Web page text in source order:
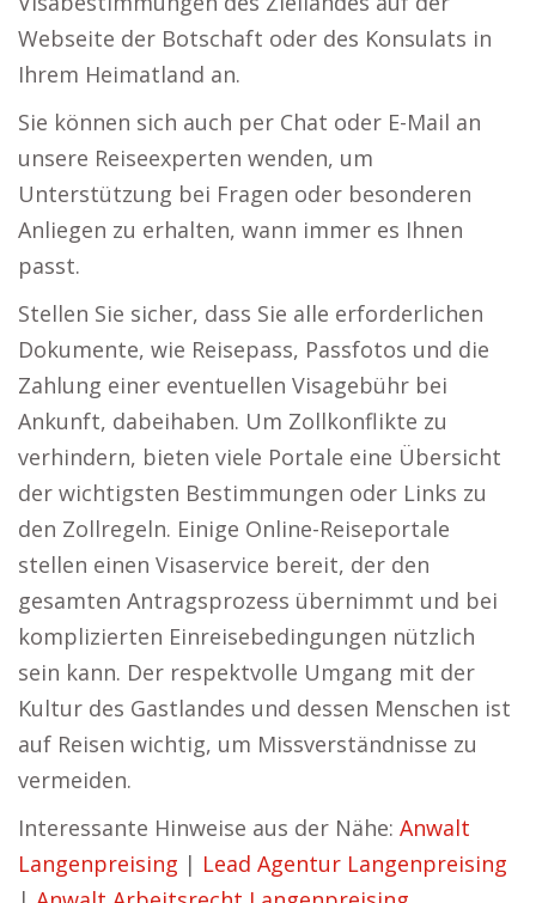
Webseite der Botschaft oder des Konsulats in
Ihrem Heimatland an.
Sie können sich auch per Chat oder E-Mail an
unsere Reiseexperten wenden, um
Unterstützung bei Fragen oder besonderen
Anliegen zu erhalten, wann immer es Ihnen
passt.
Stellen Sie sicher, dass Sie alle erforderlichen
Dokumente, wie Reisepass, Passfotos und die
Zahlung einer eventuellen Visagebühr bei
Ankunft, dabeihaben. Um Zollkonflikte zu
verhindern, bieten viele Portale eine Übersicht
der wichtigsten Bestimmungen oder Links zu
den Zollregeln. Einige Online-Reiseportale
stellen einen Visaservice bereit, der den
gesamten Antragsprozess übernimmt und bei
komplizierten Einreisebedingungen nützlich
sein kann. Der respektvolle Umgang mit der
Kultur des Gastlandes und dessen Menschen ist
auf Reisen wichtig, um Missverständnisse zu
vermeiden.
Interessante Hinweise aus der Nähe: Anwalt
Langenpreising | Lead Agentur Langenpreising